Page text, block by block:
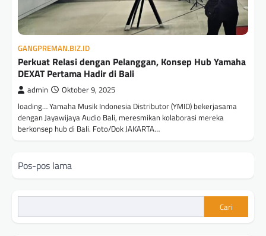
GANGPREMAN.BIZ.ID
Perkuat Relasi dengan Pelanggan, Konsep Hub Yamaha
DEXAT Pertama Hadir di Bali
admin Oktober 9, 2025
loading… Yamaha Musik Indonesia Distributor (YMID) bekerjasama
dengan Jayawijaya Audio Bali, meresmikan kolaborasi mereka
berkonsep hub di Bali. Foto/Dok JAKARTA…
Navigasi
pos
Pos-pos lama
Cari